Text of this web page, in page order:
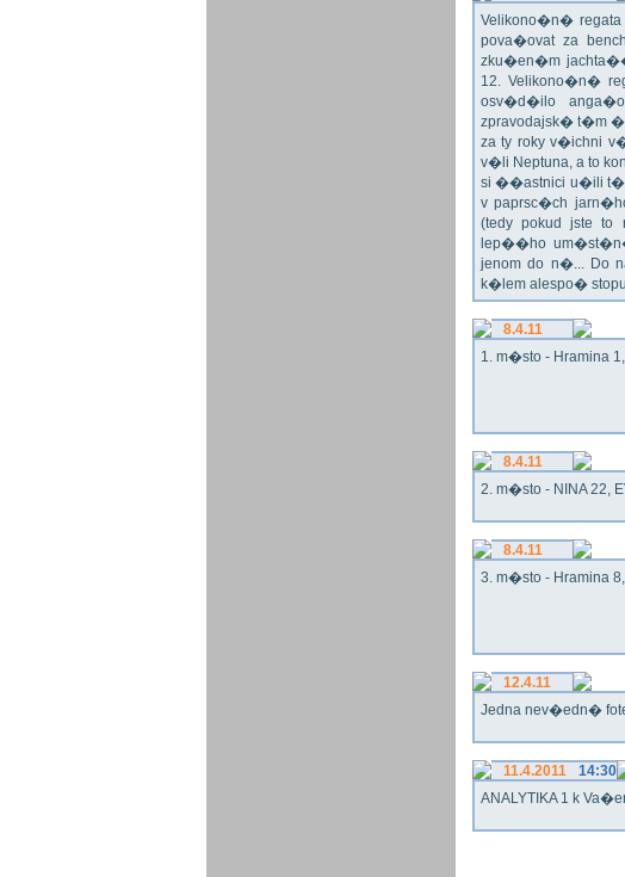
Velikono�n�
pova�ovat za
zku�en�m
12. Velikono�n�
osv�d�ilo
zpravodajsk� t�m
za ty roky v�ichni
v�li Neptuna, a to
si ��astnici u�ili
v paprsc�ch
(tedy pokud jste
lep��ho
jenom do n�... Do
k�lem alespo�
8.4.11
1. m�sto - Hramina
8.4.11
2. m�sto - NINA 22,
8.4.11
3. m�sto - Hramina
12.4.11
Jedna nev�edn�
11.4.2011
14:30
ANALYTIKA 1 k